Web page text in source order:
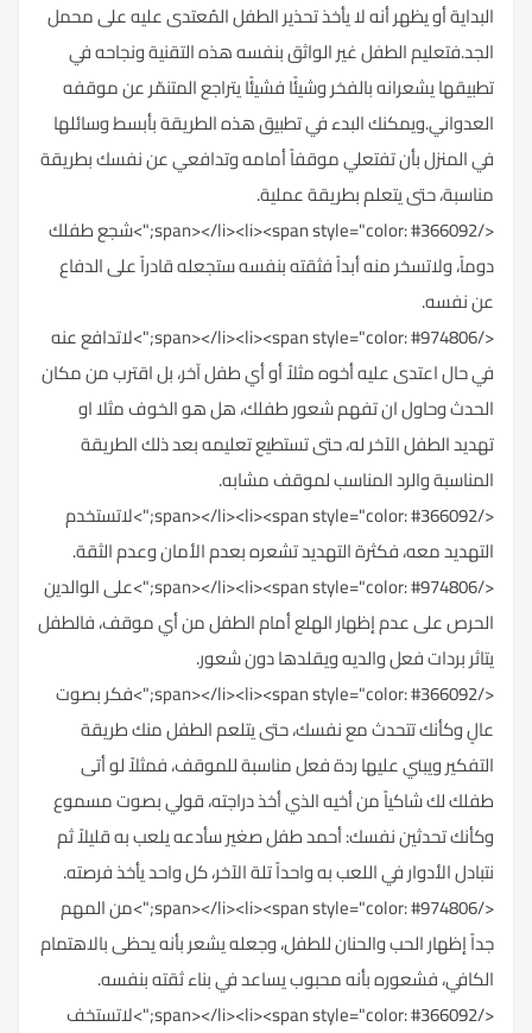
البداية أو يظهر أنه لا يأخذ تحذير الطفل المُعتدى عليه على محمل
الجد.فتعليم الطفل غير الواثق بنفسه هذه التقنية ونجاحه في
تطبيقها يشعرانه بالفخر وشيئًا فشيئًا يتراجع المتنمّر عن موقفه
العدواني.ويمكنك البدء في تطبيق هذه الطريقة بأبسط وسائلها
في المنزل بأن تفتعلي موقفاً أمامه وتدافعي عن نفسك بطريقة
مناسبة، حتى يتعلم بطريقة عملية.
</span></li><li><span style="color: #366092;">شجع طفلك
دوماً، ولاتسخر منه أبداً فثقته بنفسه ستجعله قادراً على الدفاع
عن نفسه.
</span></li><li><span style="color: #974806;">لاتدافع عنه
في حال اعتدى عليه أخوه مثلاً أو أي طفل آخر، بل اقترب من مكان
الحدث وحاول ان تفهم شعور طفلك، هل هو الخوف مثلا او
تهديد الطفل الآخر له، حتى تستطيع تعليمه بعد ذلك الطريقة
المناسبة والرد المناسب لموقف مشابه.
</span></li><li><span style="color: #366092;">لاتستخدم
التهديد معه، فكثرة التهديد تشعره بعدم الأمان وعدم الثقة.
</span></li><li><span style="color: #974806;">على الوالدين
الحرص على عدم إظهار الهلع أمام الطفل من أي موقف، فالطفل
يتاثر بردات فعل والديه ويقلدها دون شعور.
</span></li><li><span style="color: #366092;">فكر بصوت
عالٍ وكأنك تتحدث مع نفسك، حتى يتلعم الطفل منك طريقة
التفكير ويبني عليها ردة فعل مناسبة للموقف، فمثلاً لو أتى
طفلك لك شاكياً من أخيه الذي أخذ دراجته، قولي بصوت مسموع
وكأنك تحدثين نفسك: أحمد طفل صغير سأدعه يلعب به قليلاً ثم
نتبادل الأدوار في اللعب به واحداً تلة الآخر، كل واحد يأخذ فرصته.
</span></li><li><span style="color: #974806;">من المهم
جداً إظهار الحب والحنان للطفل، وجعله يشعر بأنه يحظى بالاهتمام
الكافي، فشعوره بأنه محبوب يساعد في بناء ثقته بنفسه.
</span></li><li><span style="color: #366092;">لاتستخف